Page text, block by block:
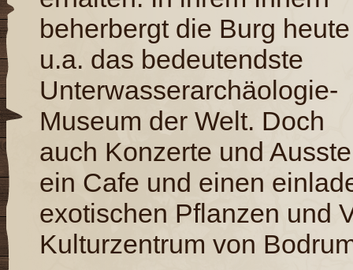
beherbergt die Burg heute
u.a. das bedeutendste
Unterwasserarchäologie-
Museum der Welt. Doch
auch Konzerte und
ein Cafe und einen
exotischen Pflanzen und
Kulturzentrum von